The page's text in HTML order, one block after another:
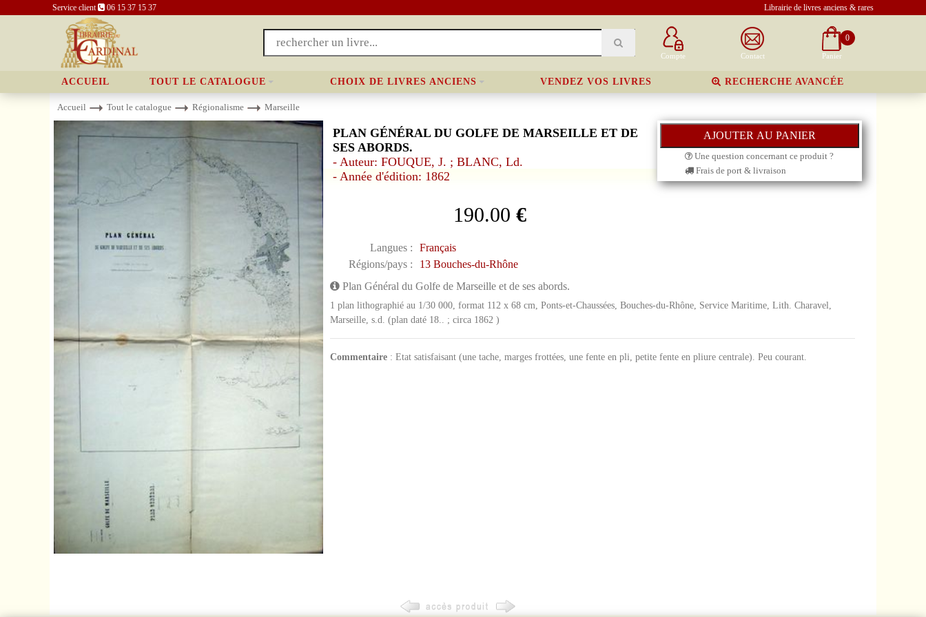
Service client 06 15 37 15 37 Librairie de livres anciens & rares
Compte Contact
0
Panier
ACCUEIL TOUT LE CATALOGUE CHOIX DE LIVRES ANCIENS VENDEZ VOS LIVRES RECHERCHE AVANCÉE
Accueil Tout le catalogue Régionalisme Marseille
PLAN GÉNÉRAL DU GOLFE DE MARSEILLE ET DE
SES ABORDS.
- Auteur: FOUQUE, J. ; BLANC, Ld.
- Année d'édition: 1862
190.00 €
Langues :
Français
Régions/pays :
13 Bouches-du-Rhône
Une question concernant ce produit ?
Frais de port & livraison
Plan Général du Golfe de Marseille et de ses abords.
1 plan lithographié au 1/30 000, format 112 x 68 cm, Ponts-et-Chaussées, Bouches-du-Rhône, Service Maritime, Lith. Charavel,
Marseille, s.d. (plan daté 18.. ; circa 1862 )
Commentaire: Etat satisfaisant (une tache, marges frottées, une fente en pli, petite fente en pliure centrale). Peu courant.